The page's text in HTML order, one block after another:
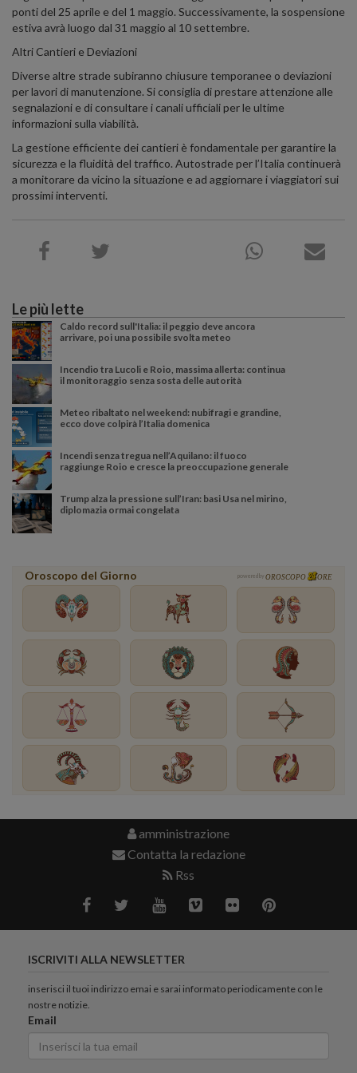
ponti del 25 aprile e del 1 maggio. Successivamente, la sospensione
estiva avrà luogo dal 31 maggio al 10 settembre.
Altri Cantieri e Deviazioni
Diverse altre strade subiranno chiusure temporanee o deviazioni
per lavori di manutenzione. Si consiglia di prestare attenzione alle
segnalazioni e di consultare i canali ufficiali per le ultime
informazioni sulla viabilità.
La gestione efficiente dei cantieri è fondamentale per garantire la
sicurezza e la fluidità del traffico. Autostrade per l’Italia continuerà
a monitorare da vicino la situazione e ad aggiornare i viaggiatori sui
prossimi interventi.
Le più lette
Caldo record sull'Italia: il peggio deve ancora
arrivare, poi una possibile svolta meteo
Incendio tra Lucoli e Roio, massima allerta: continua
il monitoraggio senza sosta delle autorità
Meteo ribaltato nel weekend: nubifragi e grandine,
ecco dove colpirà l’Italia domenica
Incendi senza tregua nell’Aquilano: il fuoco
raggiunge Roio e cresce la preoccupazione generale
Trump alza la pressione sull’Iran: basi Usa nel mirino,
diplomazia ormai congelata
Oroscopo del Giorno powered by OROSCOPO ORE
amministrazione
Contatta la redazione
Rss
ISCRIVITI ALLA NEWSLETTER
inserisci il tuoi indirizzo emai e sarai informato periodicamente con le
nostre notizie.
Email